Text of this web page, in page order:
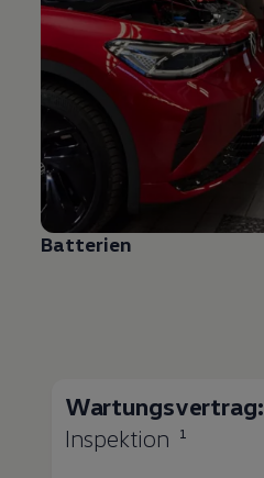
Batterien
Wartungsvertrag:
Inspektion
1